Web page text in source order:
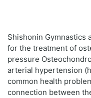
Shishonin Gymnastics
for the treatment of
pressure
arterial hypertension
common health
connection between